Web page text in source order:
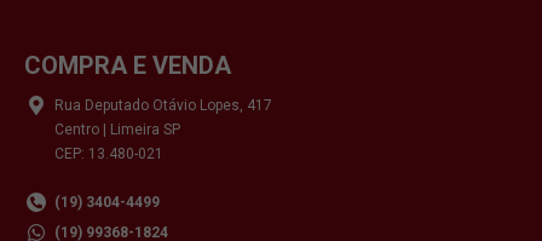
COMPRA E VENDA
Rua Deputado Otávio Lopes, 417
Centro | Limeira SP
CEP: 13.480-021
(19) 3404-4499
(19) 99368-1824